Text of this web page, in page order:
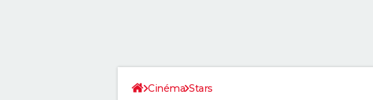
Cinéma Stars